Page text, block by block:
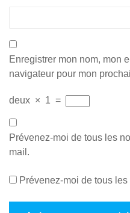
Enregistrer mon nom, mon
navigateur pour mon
deux × 1 =
Prévenez-moi de tous les
mail.
Prévenez-moi de tous